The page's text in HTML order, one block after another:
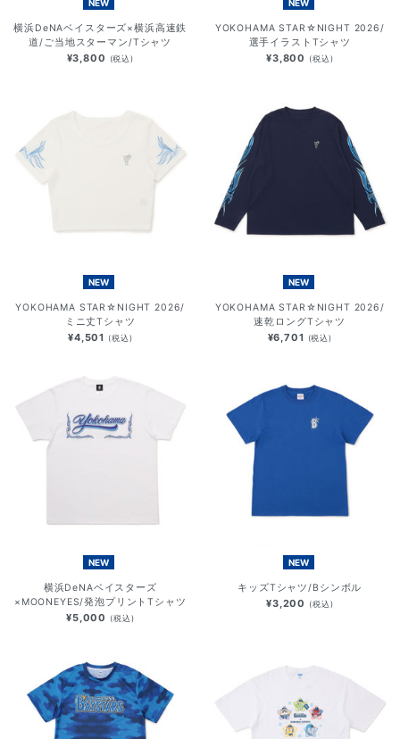
NEW
横浜DeNAベイスターズ×横浜高速鉄
道/ご当地スターマン/Tシャツ
¥3,800 (税込)
NEW
YOKOHAMA STAR☆NIGHT 2026/
選手イラストTシャツ
¥3,800 (税込)
NEW
YOKOHAMA STAR☆NIGHT 2026/
ミニ丈Tシャツ
¥4,501 (税込)
NEW
YOKOHAMA STAR☆NIGHT 2026/
速乾ロングTシャツ
¥6,701 (税込)
NEW
横浜DeNAベイスターズ
×MOONEYES/発泡プリントTシャツ
¥5,000 (税込)
NEW
キッズTシャツ/Bシンボル
¥3,200 (税込)